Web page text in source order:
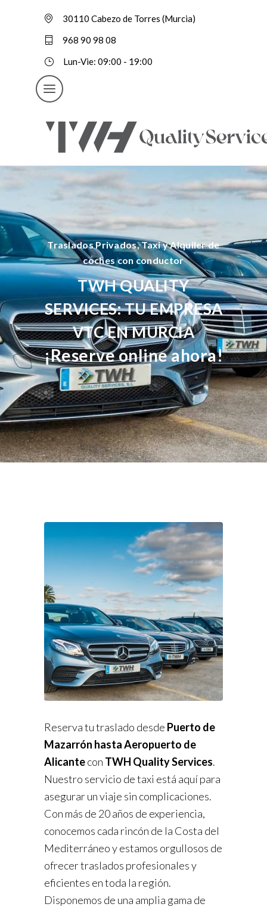
30110 Cabezo de Torres (Murcia)
968 90 98 08
Lun-Vie: 09:00 - 19:00
Traslados Privados, Taxi y Alquiler de
coches con conductor
TWH QUALITY
SERVICES: TU EMPRESA
VTC EN MURCIA
¡Reserve online ahora!
Reserva tu traslado desde Puerto de
Mazarrón hasta Aeropuerto de
Alicantecon TWH Quality Services.
Nuestro servicio de taxi está aquí para
asegurar un viaje sin complicaciones.
Con más de 20 años de experiencia,
conocemos cada rincón de la Costa del
Mediterráneo y estamos orgullosos de
ofrecer traslados profesionales y
eficientes en toda la región.
Disponemos de una amplia gama de